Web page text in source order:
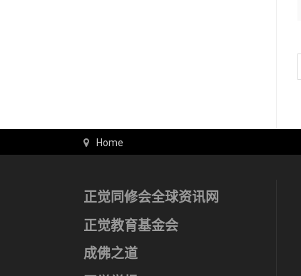
Home
正觉同修会全球资讯网
正觉教育基金会
成佛之道